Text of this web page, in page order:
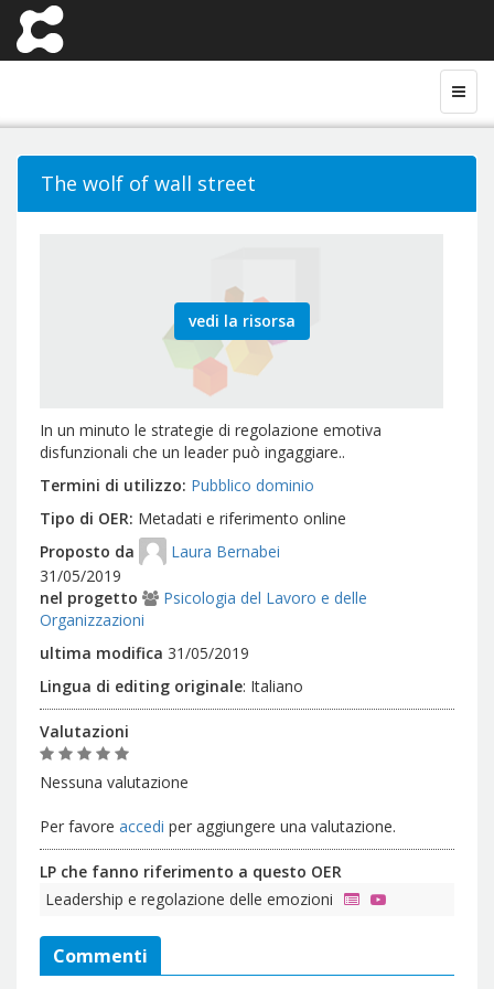
The wolf of wall street
vedi la risorsa
In un minuto le strategie di regolazione emotiva
disfunzionali che un leader può ingaggiare..
Termini di utilizzo Pubblico dominio
Tipo di OER Metadati e riferimento online
Proposto da
Laura Bernabei
31/05/2019
nel progetto
Psicologia del Lavoro e delle
Organizzazioni
ultima modifica 31/05/2019
Lingua di editing originale: Italiano
Valutazioni
Nessuna valutazione
Per favore accedi per aggiungere una valutazione.
LP che fanno riferimento a questo OER
Leadership e regolazione delle emozioni
Commenti